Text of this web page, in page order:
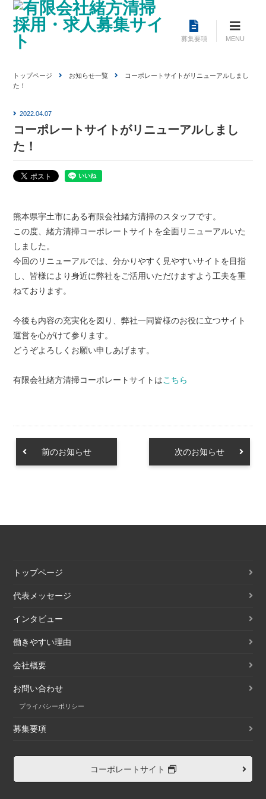
Skip
content
募集要項 MENU
トップページ お知らせ一覧
コーポレートサイトがリニューアルしまし
た！
2022.04.07
コーポレートサイトがリニューアルしまし
た！
熊本県宇土市にある有限会社緒方清掃のスタッフです。
この度、緒方清掃コーポレートサイトを全面リニューアルいた
しました。
今回のリニューアルでは、分かりやすく見やすいサイトを目指
し、皆様により身近に弊社をご活用いただけますよう工夫を重
ねております。
今後も内容の充実化を図り、弊社一同皆様のお役に立つサイト
運営を心がけて参ります。
どうぞよろしくお願い申しあげます。
有限会社緒方清掃コーポレートサイトはこちら
前のお知らせ 次のお知らせ
トップページ
代表メッセージ
インタビュー
働きやすい理由
会社概要
お問い合わせ
プライバシーポリシー
募集要項
コーポレートサイト